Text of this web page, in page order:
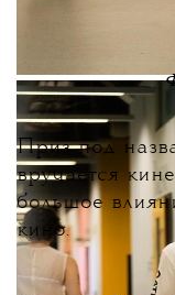
Приз под
вручается
большое
кино.